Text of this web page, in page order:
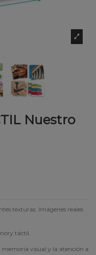
Nuestro
texturas. Imágenes reales
táctil.
visual y la atención a